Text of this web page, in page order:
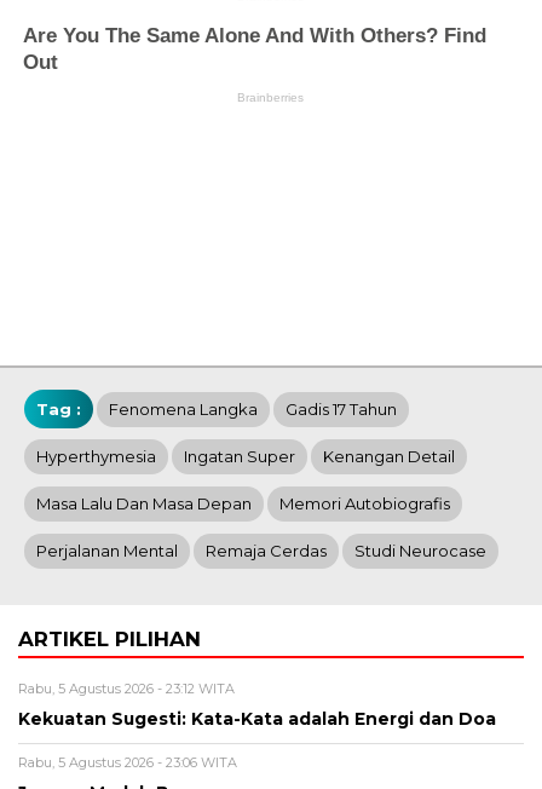
Tag : Fenomena Langka Gadis 17 Tahun
Hyperthymesia Ingatan Super Kenangan Detail
Masa Lalu Dan Masa Depan Memori Autobiografis
Perjalanan Mental Remaja Cerdas Studi Neurocase
ARTIKEL PILIHAN
Rabu, 5 Agustus 2026 - 23:12 WITA
Kekuatan Sugesti: Kata-Kata adalah Energi dan Doa
Rabu, 5 Agustus 2026 - 23:06 WITA